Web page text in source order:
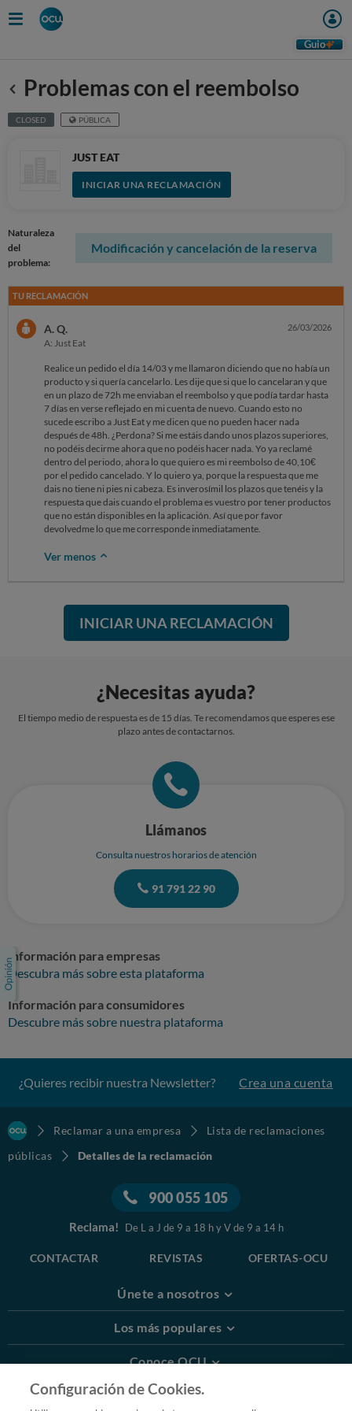
Guio
Anterior
Problemas con el reembolso
CLOSED PÚBLICA
JUST EAT
INICIAR UNA RECLAMACIÓN
Naturaleza
del
problema:
Modificación y cancelación de la reserva
TU RECLAMACIÓN
A. Q.
A: Just Eat
26/03/2026
Realice un pedido el día 14/03 y me llamaron diciendo que no había un
producto y si quería cancelarlo. Les dije que si que lo cancelaran y que
en un plazo de 72h me enviaban el reembolso y que podía tardar hasta
7 días en verse reflejado en mi cuenta de nuevo. Cuando esto no
sucede escribo a Just Eat y me dicen que no pueden hacer nada
después de 48h. ¿Perdona? Si me estáis dando unos plazos superiores,
no podéis decirme ahora que no podéis hacer nada. Yo ya reclamé
dentro del periodo, ahora lo que quiero es mi reembolso de 40,10€
por el pedido cancelado. Y lo quiero ya, porque la respuesta que me
dais no tiene ni pies ni cabeza. Es inverosímil los plazos que tenéis y la
respuesta que dais cuando el problema es vuestro por tener productos
que no están disponibles en la aplicación. Así que por favor
devolvedme lo que me corresponde inmediatamente.
Ver menos
INICIAR UNA RECLAMACIÓN
¿Necesitas ayuda?
El tiempo medio de respuesta es de 15 días. Te recomendamos que esperes ese
plazo antes de contactarnos.
Llámanos
Consulta nuestros horarios de atención
91 791 22 90
Información para empresas
Descubra más sobre esta plataforma
Información para consumidores
Descubre más sobre nuestra plataforma
¿Quieres recibir nuestra Newsletter? Crea una cuenta
Reclamar a una empresa
Lista de reclamaciones
públicas
Detalles de la reclamación
900 055 105
Reclama! De L a J de 9 a 18 h y V de 9 a 14 h
CONTACTAR REVISTAS OFERTAS-OCU
Únete a nosotros
Los más populares
Conoce OCU
Más Información
Configuración de Cookies.